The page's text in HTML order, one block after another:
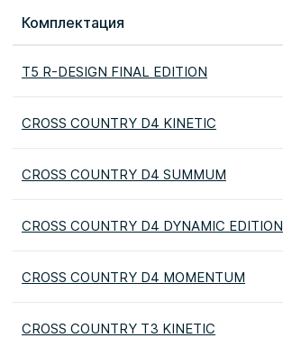
Комплектация
T5 R-DESIGN FINAL EDITION
CROSS COUNTRY D4 KINETIC
CROSS COUNTRY D4 SUMMUM
CROSS COUNTRY D4 DYNAMIC EDITION
CROSS COUNTRY D4 MOMENTUM
CROSS COUNTRY T3 KINETIC